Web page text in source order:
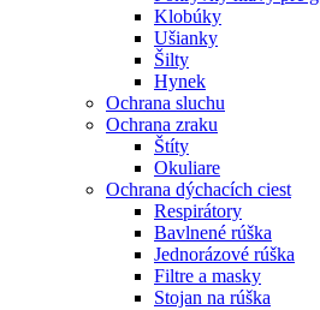
Klobúky
Ušianky
Šilty
Hynek
Ochrana sluchu
Ochrana zraku
Štíty
Okuliare
Ochrana dýchacích ciest
Respirátory
Bavlnené rúška
Jednorázové rúška
Filtre a masky
Stojan na rúška